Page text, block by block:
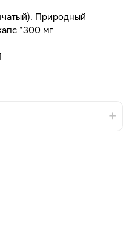
Природный
*300 мг